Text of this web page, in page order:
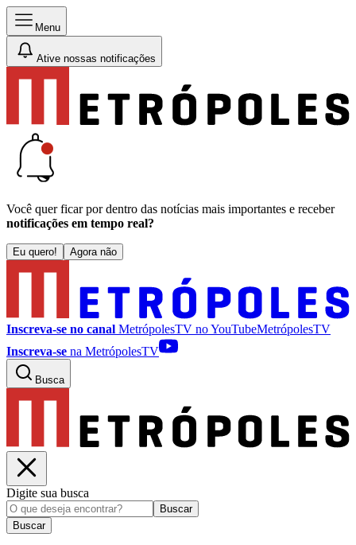
Menu
Ative nossas notificações
Você quer ficar por dentro das notícias mais importantes e receber
notificações em tempo real?
Eu quero! Agora não
Inscreva-se no canal MetrópolesTV noYouTubeMetrópolesTV
Inscreva-se na MetrópolesTV
Busca
Digite sua busca
Buscar
Buscar